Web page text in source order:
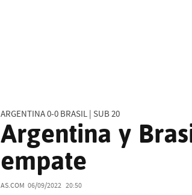
ARGENTINA 0-0 BRASIL | SUB 20
Argentina y
empate
AS.COM 06/09/2022 20:50